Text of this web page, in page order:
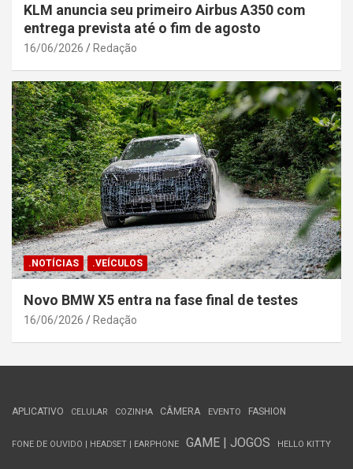
KLM anuncia seu primeiro Airbus A350 com
entrega prevista até o fim de agosto
16/06/2026 Redação
.NOTÍCIAS .VEÍCULOS
Novo BMW X5 entra na fase final de testes
16/06/2026 Redação
APLICATIVO CELULAR COZINHA CÂMERA EVENTO FASHION
FONE DE OUVIDO | HEADSET | EARPHONE GAME | JOGOS HELLO KITTY